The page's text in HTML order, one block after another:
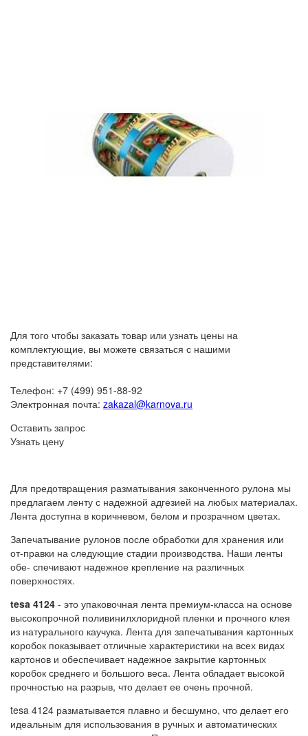
Для того чтобы заказать товар или узнать цены на
комплектующие, вы можете связаться с нашими
представителями:
Телефон: +7 (499) 951-88-92
Электронная почта: zakazal@karnova.ru
Оставить запрос
Узнать цену
Для предотвращения разматывания законченного рулона мы
предлагаем ленту с надежной адгезией на любых материалах.
Лента доступна в коричневом, белом и прозрачном цветах.
Запечатывание рулонов после обработки для хранения или
от-правки на следующие стадии производства. Наши ленты
обе- спечивают надежное крепление на различных
поверхностях.
tesa 4124 - это упаковочная лента премиум-класса на основе
высокопрочной поливинилхлоридной пленки и прочного клея
из натурального каучука. Лента для запечатывания картонных
коробок показывает отличные характеристики на всех видах
картонов и обеспечивает надежное закрытие картонных
коробок среднего и большого веса. Лента обладает высокой
прочностью на разрыв, что делает ее очень прочной.
tesa 4124 разматывается плавно и бесшумно, что делает его
идеальным для использования в ручных и автоматических